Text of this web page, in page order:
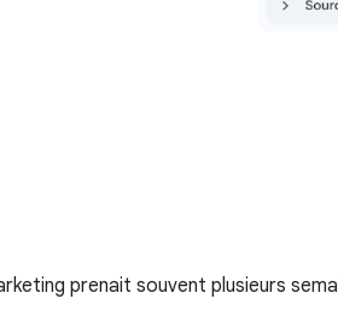
prenait souvent plusieurs